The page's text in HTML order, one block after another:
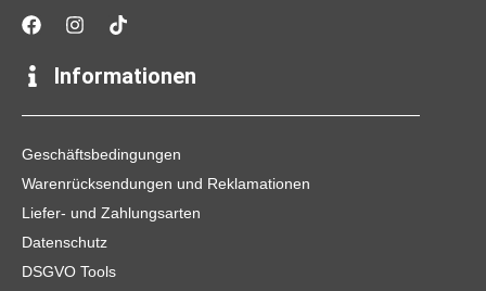
F
a
e
b
o
k
I
n
t
a
g
a
T
i
t
o
k
Informationen
Geschäftsbedingungen
Warenrücksendungen und Reklamationen
Liefer- und Zahlungsarten
Datenschutz
DSGVO Tools